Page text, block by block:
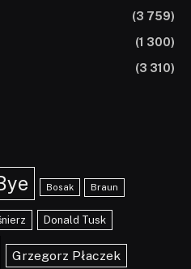
(3 759)
(1 300)
(3 310)
Bosak Braun
Donald Tusk
Grzegorz Płaczek